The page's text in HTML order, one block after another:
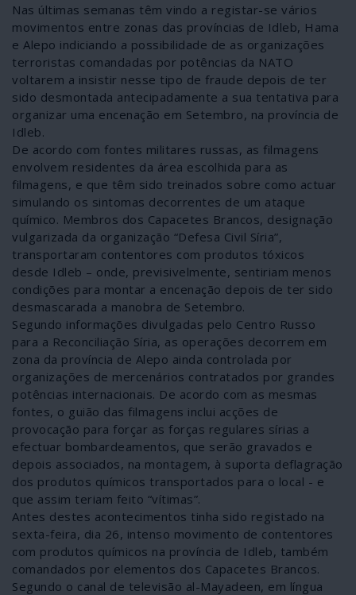
Nas últimas semanas têm vindo a registar-se vários
movimentos entre zonas das províncias de Idleb, Hama
e Alepo indiciando a possibilidade de as organizações
terroristas comandadas por potências da NATO
voltarem a insistir nesse tipo de fraude depois de ter
sido desmontada antecipadamente a sua tentativa para
organizar uma encenação em Setembro, na província de
Idleb.
De acordo com fontes militares russas, as filmagens
envolvem residentes da área escolhida para as
filmagens, e que têm sido treinados sobre como actuar
simulando os sintomas decorrentes de um ataque
químico. Membros dos Capacetes Brancos, designação
vulgarizada da organização “Defesa Civil Síria”,
transportaram contentores com produtos tóxicos
desde Idleb – onde, previsivelmente, sentiriam menos
condições para montar a encenação depois de ter sido
desmascarada a manobra de Setembro.
Segundo informações divulgadas pelo Centro Russo
para a Reconciliação Síria, as operações decorrem em
zona da província de Alepo ainda controlada por
organizações de mercenários contratados por grandes
potências internacionais. De acordo com as mesmas
fontes, o guião das filmagens inclui acções de
provocação para forçar as forças regulares sírias a
efectuar bombardeamentos, que serão gravados e
depois associados, na montagem, à suporta deflagração
dos produtos químicos transportados para o local - e
que assim teriam feito “vítimas”.
Antes destes acontecimentos tinha sido registado na
sexta-feira, dia 26, intenso movimento de contentores
com produtos químicos na província de Idleb, também
comandados por elementos dos Capacetes Brancos.
Segundo o canal de televisão al-Mayadeen, em língua